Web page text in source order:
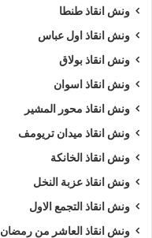
ونش انقاذ طنطا
ونش انقاذ اول عباس
ونش انقاذ بولاق
ونش انقاذ اسوان
ونش انقاذ محور المشير
ونش انقاذ ميدان تريومف
ونش انقاذ الخانكة
ونش انقاذ عزبة النخل
ونش انقاذ التجمع الاول
ونش انقاذ العاشر من رمضان